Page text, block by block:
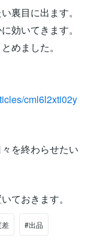
裏目に出ます。
効いてきます。
めました。
cml6l2xti02y
を終わらせたい
ておきます。
差 #出品